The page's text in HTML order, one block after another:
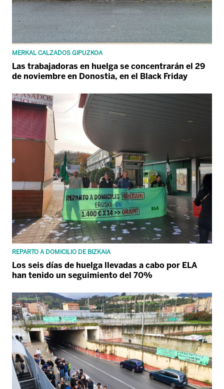
MERKAL CALZADOS GIPUZKOA
Las trabajadoras en huelga se concentrarán el 29
de noviembre en Donostia, en el Black Friday
REPARTO A DOMICILIO DE BIZKAIA
Los seis días de huelga llevadas a cabo por ELA
han tenido un seguimiento del 70%